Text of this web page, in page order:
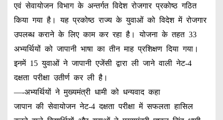
एवं सेवायोजन विभाग के अन्तर्गत विदेश रोजगार प्रकोष्ठ गठित
किया गया है। यह प्रकोष्ठ राज्य के युवाओं को विदेश में रोजगार
उपलब्ध कराने के लिए काम कर रहा है। योजना के तहत 33
अभ्यर्थियों को जापानी भाषा का तीन माह प्रशिक्षण दिया गया।
इनमें 15 युवाओं ने जापानी एजेंसी द्वारा ली जाने वाली नेट-4
दक्षता परीक्षा उतीर्ण कर ली है।
—-अभ्यर्थियों ने मुख्यमंत्री धामी को धन्यवाद कहा
जापान की सेवायोजन नेट-4 दक्षता परीक्षा में सफलता हासिल